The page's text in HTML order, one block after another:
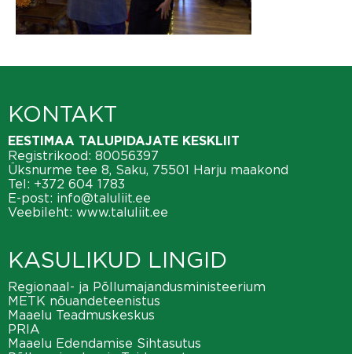
KONTAKT
EESTIMAA TALUPIDAJATE KESKLIIT
Registrikood: 80056397
Üksnurme tee 8, Saku, 75501 Harju maakond
Tel: +372 604 1783
E-post: info@taluliit.ee
Veebileht: www.taluliit.ee
KASULIKUD LINGID
Regionaal- ja Põllumajandusministeerium
METK nõuandeteenistus
Maaelu Teadmuskeskus
PRIA
Maaelu Edendamise Sihtasutus